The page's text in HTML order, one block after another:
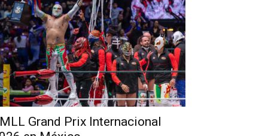
Grand Prix Internacional